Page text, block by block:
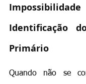
Identificação
Primário
Quando não se